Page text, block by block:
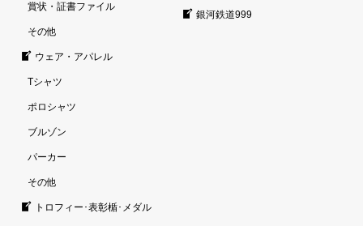
賞状・証書ファイル
その他
ウェア・アパレル
Tシャツ
ポロシャツ
ブルゾン
パーカー
その他
トロフィー･表彰楯･メダル
銀河鉄道999